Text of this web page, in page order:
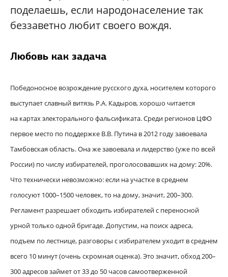
поделаешь, если народонаселение так
беззаветно любит своего вождя.
Любовь как задача
Победоносное возрождение русского духа, носителем которого
выступает славный витязь Р.А. Кадыров, хорошо читается
на картах электорального фальсификата. Среди регионов ЦФО
первое место по поддержке В.В. Путина в 2012 году завоевала
Тамбовская область. Она же завоевала и лидерство (уже по всей
России) по числу избирателей, проголосовавших на дому: 20%.
Что технически невозможно: если на участке в среднем
голосуют 1000–1500 человек, то на дому, значит, 200–300.
Регламент разрешает обходить избирателей с переносной
урной только одной бригаде. Допустим, на поиск адреса,
подъем по лестнице, разговоры с избирателем уходит в среднем
всего 10 минут (очень скромная оценка). Это значит, обход 200–
300 адресов займет от 33 до 50 часов самоотверженной